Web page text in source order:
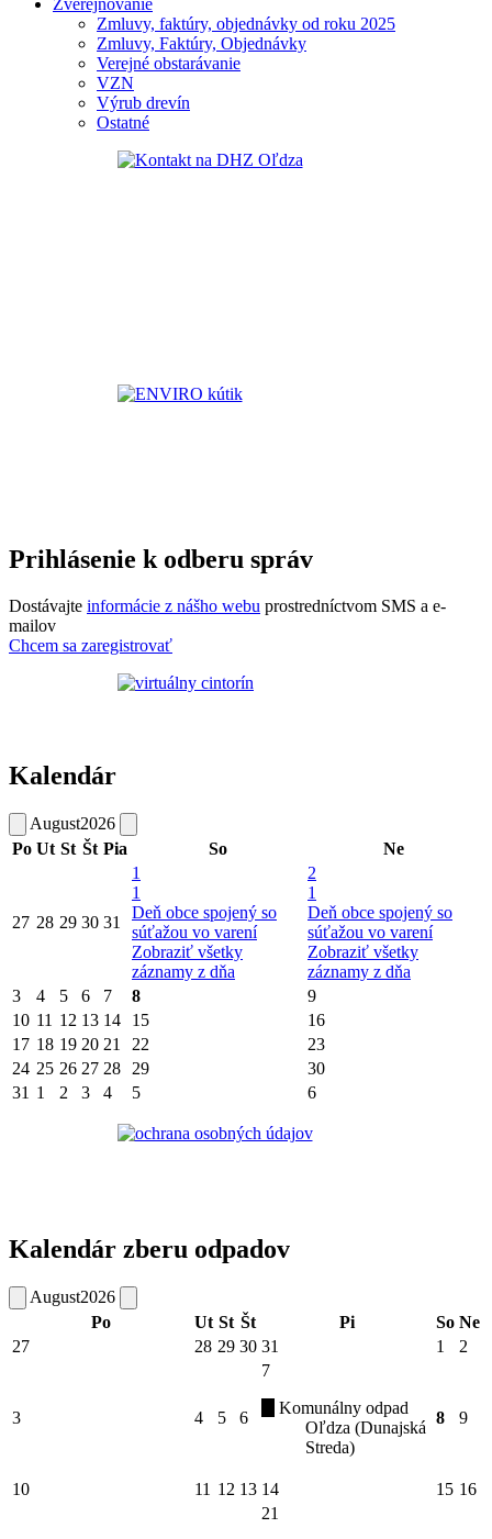
Zverejňovanie
Zmluvy, faktúry, objednávky od roku 2025
Zmluvy, Faktúry, Objednávky
Verejné obstarávanie
VZN
Výrub drevín
Ostatné
Prihlásenie k odberu správ
Dostávajte informácie z nášho webu prostredníctvom SMS a e-
mailov
Chcem sa zaregistrovať
Kalendár
August2026
Po Ut St Št Pia So Ne
27 28 29 30 31
1
1
Deň obce spojený so
súťažou vo varení
Zobraziť všetky
záznamy z dňa
2
1
Deň obce spojený so
súťažou vo varení
Zobraziť všetky
záznamy z dňa
3
4 5 6 7 8
9
10 11 12 13 14 15
16
17 18 19 20 21 22
23
24 25 26 27 28 29
30
31 1 2 3 4 5 6
Kalendár zberu odpadov
August2026
Po
Ut St Št Pi So Ne
27
28 29 30 31 1 2
3 4 5 6
7
Komunálny odpad
Oľdza (Dunajská
Streda)
8 9
10 11 12 13 14 15 16
21